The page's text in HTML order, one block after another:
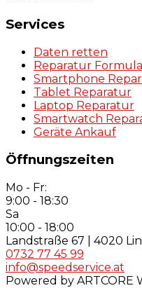
Services
Daten retten
Reparatur
Smartphone
Tablet Reparatur
Laptop Reparatur
Smartwatch
Geräte Ankauf
Öffnungszeiten
Mo - Fr:
9:00 - 18:30
Sa
10:00 - 18:00
Landstraße 67 | 4020
0732 77 45 99
info@speedservice.at
Powered by ARTCORE